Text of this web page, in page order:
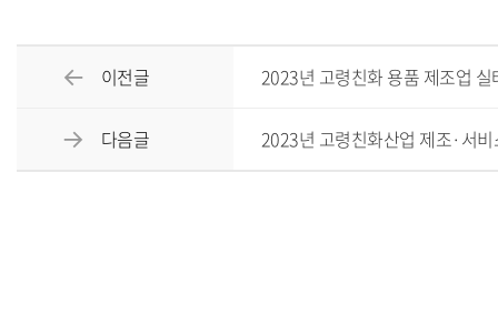
이전글 2023년 고령친화 용품 제조업 실
다음글 2023년 고령친화산업 제조·서